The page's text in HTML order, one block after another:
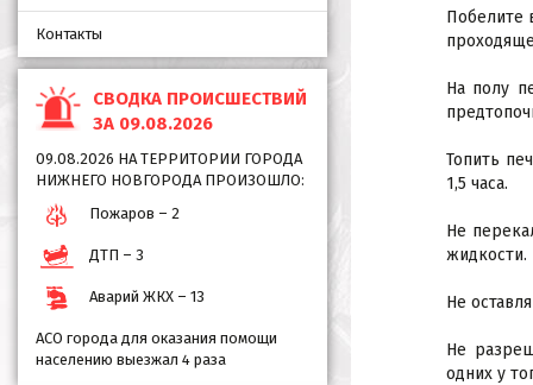
Контакты
СВОДКА ПРОИСШЕСТВИЙ
ЗА 09.08.2026
09.08.2026 НА ТЕРРИТОРИИ ГОРОДА
НИЖНЕГО НОВГОРОДА ПРОИЗОШЛО:
Пожаров – 2
ДТП – 3
Аварий ЖКХ – 13
АСО города для оказания помощи
населению выезжал 4 раза
Побелите
На полу
Топить
1,5 часа.
Не
жидкости.
Не
Не
одних у